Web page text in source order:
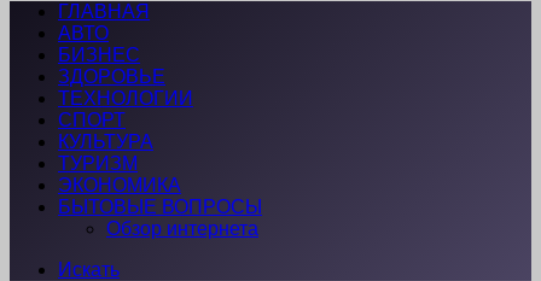
ГЛАВНАЯ
АВТО
БИЗНЕС
ЗДОРОВЬЕ
ТЕХНОЛОГИИ
СПОРТ
КУЛЬТУРА
ТУРИЗМ
ЭКОНОМИКА
БЫТОВЫЕ ВОПРОСЫ
Обзор интернета
Искать